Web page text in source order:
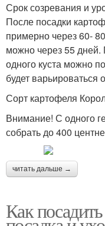
Срок созревания и
После посадки
примерно через 60-
можно через 55 дней.
одного куста можно
будет варьироваться
Сорт картофеля
Внимание! С одного
собрать до 400
читать дальше →
Как